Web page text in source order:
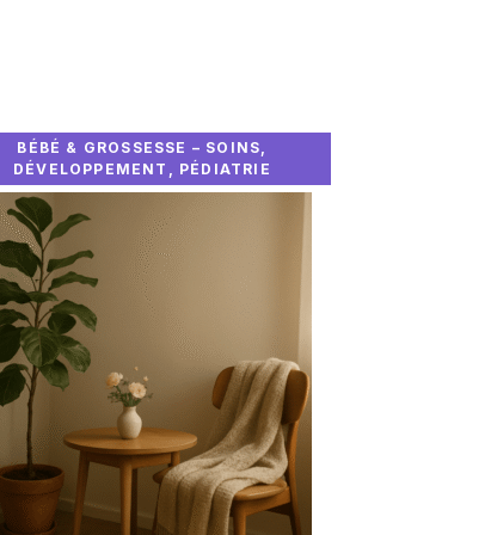
BÉBÉ & GROSSESSE – SOINS,
DÉVELOPPEMENT, PÉDIATRIE